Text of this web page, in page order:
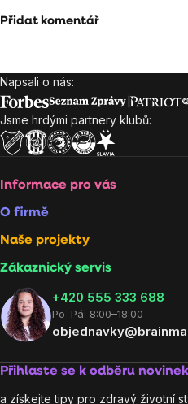
Přidat komentář
Zápatí
Napsali o nás:
Jsme hrdými partnery klubů:
Informace pro vás
O firmě
Naše projekty
Zákaznický servis
‭+420 555 333 688
Po–Pá: 8:00–18:00
Přihlaste se k odběru novinek
a získejte tipy pro zdravý životní